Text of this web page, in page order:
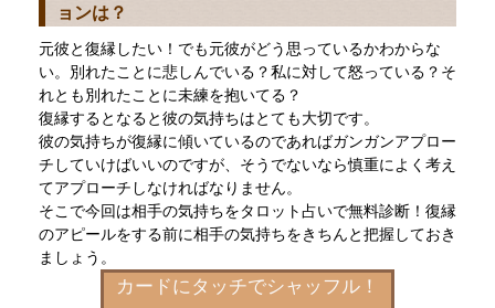
ョンは？
元彼と復縁したい！でも元彼がどう思っているかわからな
い。別れたことに悲しんでいる？私に対して怒っている？そ
れとも別れたことに未練を抱いてる？
復縁するとなると彼の気持ちはとても大切です。
彼の気持ちが復縁に傾いているのであればガンガンアプロー
チしていけばいいのですが、そうでないなら慎重によく考え
てアプローチしなければなりません。
そこで今回は相手の気持ちをタロット占いで無料診断！復縁
のアピールをする前に相手の気持ちをきちんと把握しておき
ましょう。
カードにタッチでシャッフル！